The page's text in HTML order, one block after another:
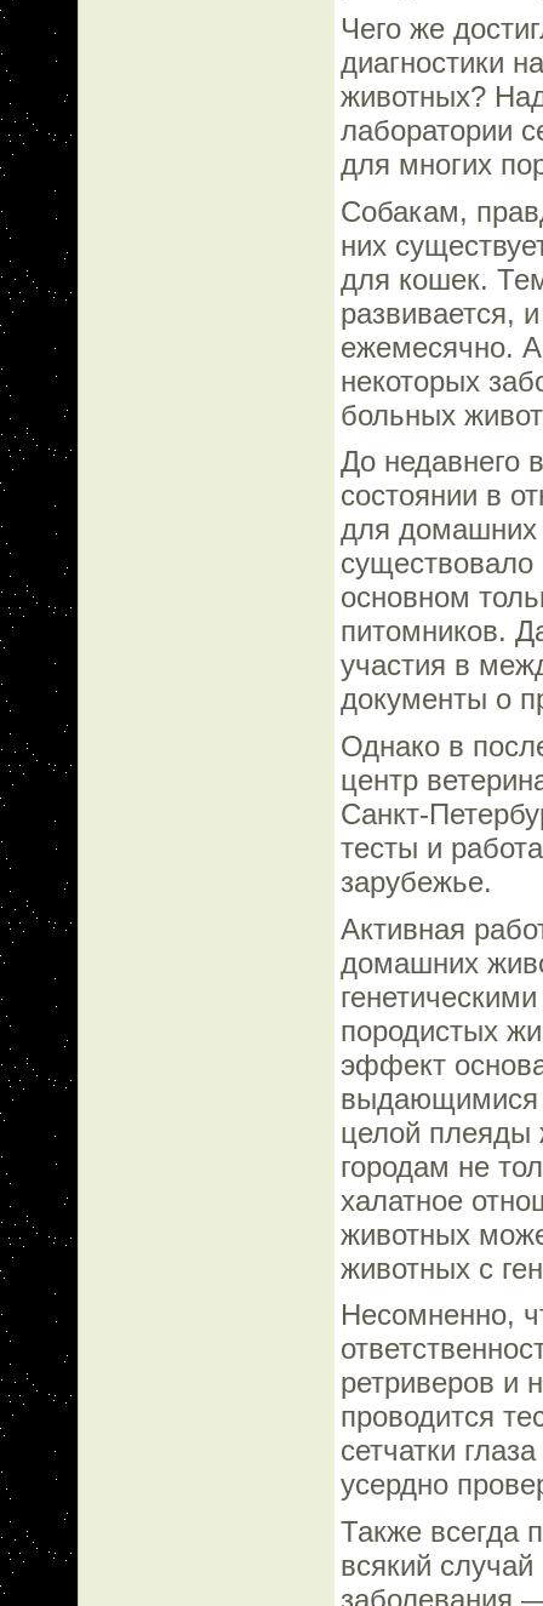
Чего же
диагностики
животных?
лаборатории
для многих
Собакам,
них
для кошек.
развивается,
ежемесячно.
некоторых
больных
До недавнего
состоянии в
для домашних
основном
питомников.
участия в
документы о
Однако в
центр
Санкт-
тесты и
зарубежье.
Активная
домашних
породистых
эффект
выдающимися
целой плеяды
городам не
халатное
животных
животных с
Несомненно,
ретриверов и
проводится
сетчатки
усердно
Также всегда
всякий
заболевания